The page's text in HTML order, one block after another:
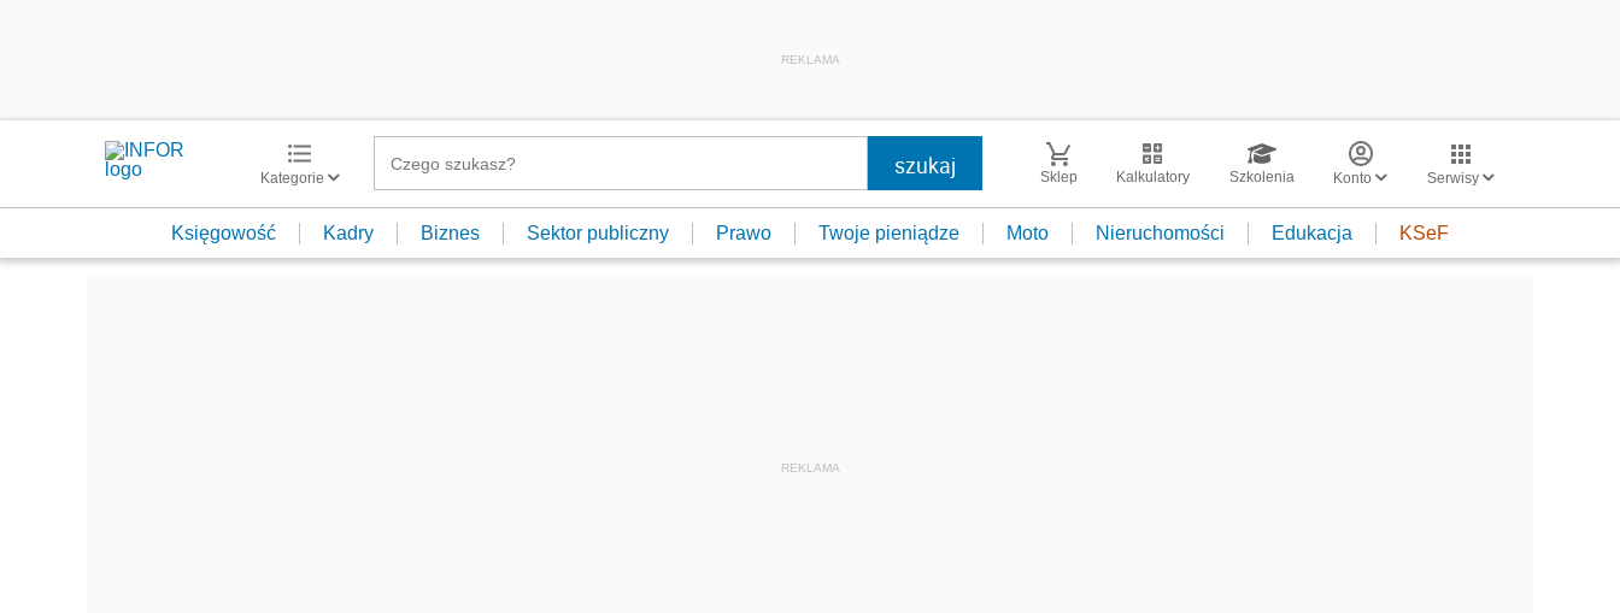
REKLAMA
Kategorie Sklep Kalkulatory Szkolenia Konto Serwisy
Księgowość Kadry Biznes Sektor publiczny Prawo Twoje pieniądze Moto Nieruchomości Edukacja KSeF